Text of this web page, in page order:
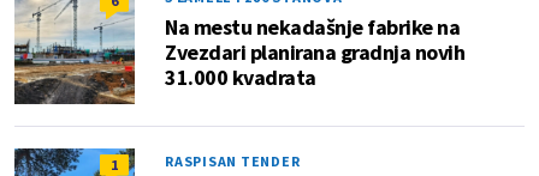
Na mestu nekadašnje fabrike na
Zvezdari planirana gradnja novih
31.000 kvadrata
1 RASPISAN TENDER